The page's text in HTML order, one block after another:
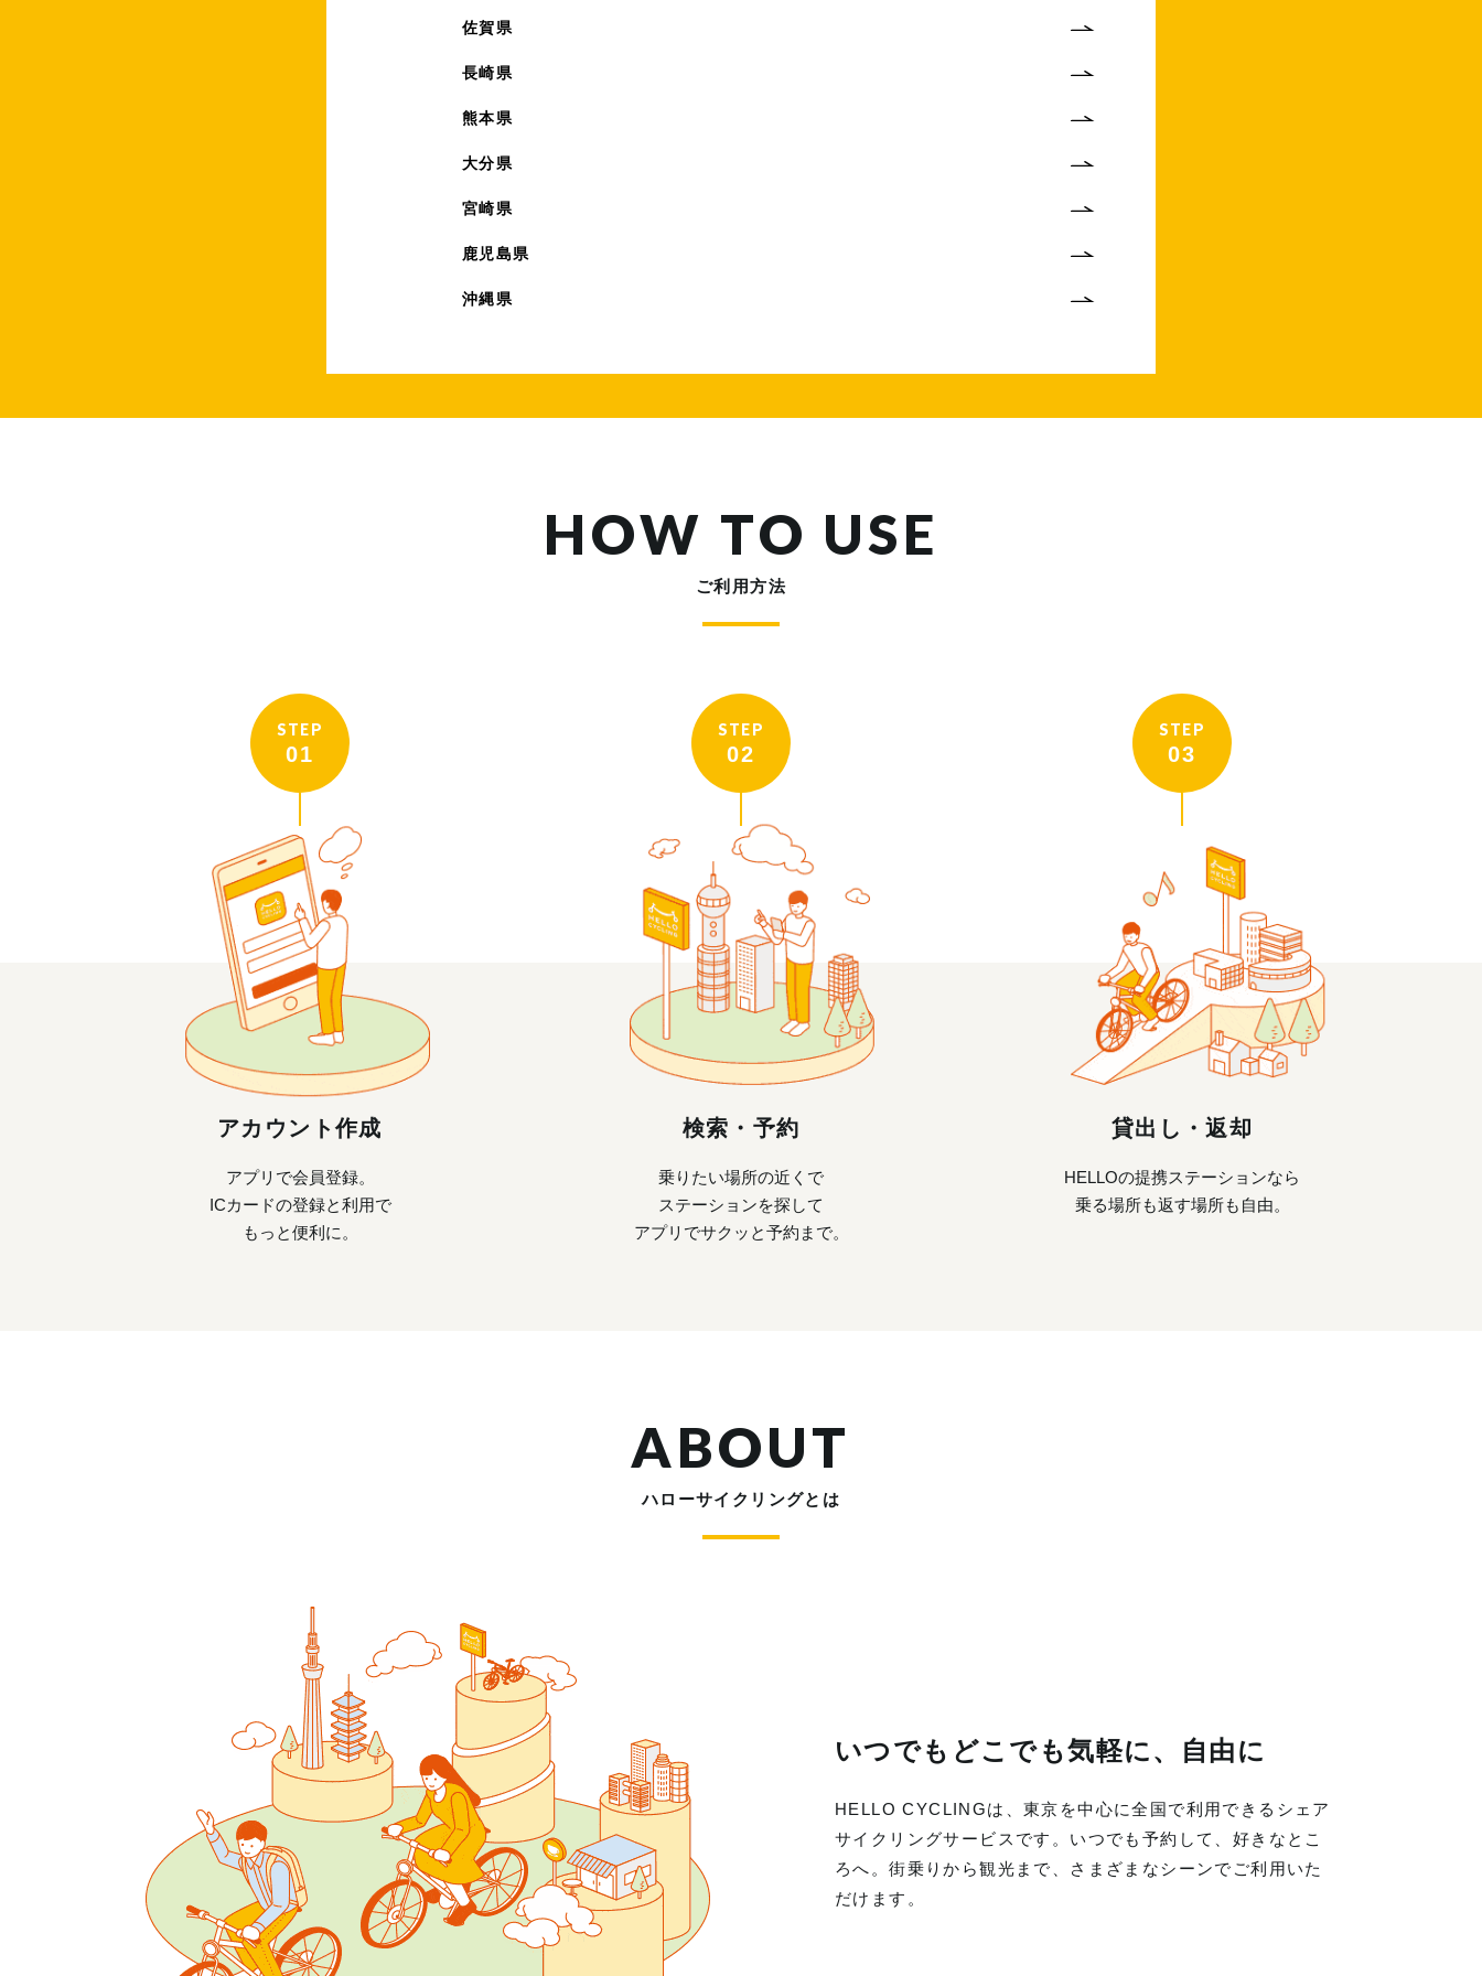
佐賀県
長崎県
熊本県
大分県
宮崎県
鹿児島県
沖縄県
HOW TO USE
ご利用方法
STEP
01
アカウント作成
アプリで会員登録。
ICカードの登録と利用で
もっと便利に。
STEP
02
検索・予約
乗りたい場所の近くで
ステーションを探して
アプリでサクッと予約まで。
STEP
03
貸出し・返却
HELLOの提携ステーションなら
乗る場所も返す場所も自由。
ABOUT
ハローサイクリングとは
いつでもどこでも気軽に、自由に
HELLO CYCLINGは、東京を中心に全国で利用できるシェア
サイクリングサービスです。いつでも予約して、好きなとこ
ろへ。街乗りから観光まで、さまざまなシーンでご利用いた
だけます。